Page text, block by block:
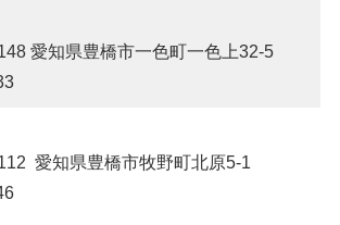
愛知県豊橋市一色町一色上32-5
愛知県豊橋市牧野町北原5-1